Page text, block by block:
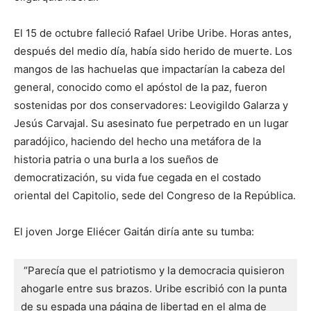
El 15 de octubre falleció Rafael Uribe Uribe. Horas antes,
después del medio día, había sido herido de muerte. Los
mangos de las hachuelas que impactarían la cabeza del
general, conocido como el apóstol de la paz, fueron
sostenidas por dos conservadores: Leovigildo Galarza y
Jesús Carvajal. Su asesinato fue perpetrado en un lugar
paradójico, haciendo del hecho una metáfora de la
historia patria o una burla a los sueños de
democratización, su vida fue cegada en el costado
oriental del Capitolio, sede del Congreso de la República.
El joven Jorge Eliécer Gaitán diría ante su tumba:
ahogarle entre sus brazos. Uribe escribió con la punta
de su espada una página de libertad en el alma de